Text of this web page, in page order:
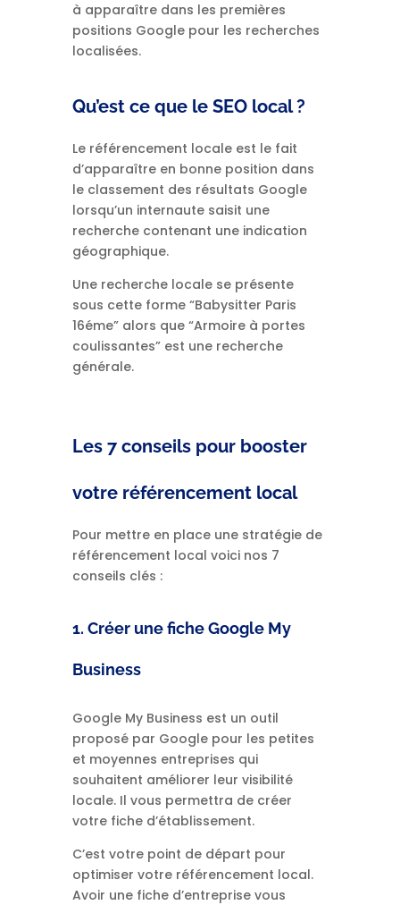
à apparaître dans les premières
positions Google pour les recherches
localisées.
Qu’est ce que le SEO local ?
Le référencement locale est le fait
d’apparaître en bonne position dans
le classement des résultats Google
lorsqu’un internaute saisit une
recherche contenant une indication
géographique.
Une recherche locale se présente
sous cette forme “Babysitter Paris
16éme” alors que “Armoire à portes
coulissantes” est une recherche
générale.
Les 7 conseils pour booster
votre référencement local
Pour mettre en place une stratégie de
référencement local voici nos 7
conseils clés :
1. Créer une fiche Google My
Business
Google My Business est un outil
proposé par Google pour les petites
et moyennes entreprises qui
souhaitent améliorer leur visibilité
locale. Il vous permettra de créer
votre fiche d’établissement.
C’est votre point de départ pour
optimiser votre référencement local.
Avoir une fiche d’entreprise vous